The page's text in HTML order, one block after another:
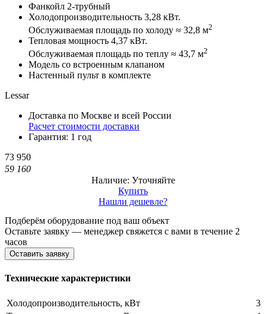
Фанкойл 2-трубный
Холодопроизводительность 3,28 кВт.
Обслуживаемая площадь по холоду ≈ 32,8 м2
Тепловая мощность 4,37 кВт.
Обслуживаемая площадь по теплу ≈ 43,7 м2
Модель со встроенным клапаном
Настенный пульт в комплекте
Lessar
Доставка по Москве и всей России
Расчет стоимости доставки
Гарантия: 1 год
73 950
59 160
Наличие: Уточняйте
Купить
Нашли дешевле?
Подберём оборудование под ваш объект
Оставьте заявку — менеджер свяжется с вами в течение 2
часов
Оставить заявку
Технические характеристики
Холодопроизводительность, кВт